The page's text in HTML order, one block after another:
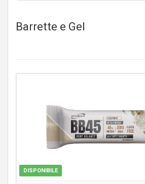
Barrette e Gel
DISPONIBILE